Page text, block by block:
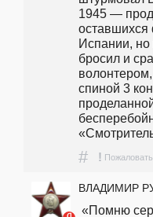
1945 —
Испании, но
бросил и
спиной 3
# !
ВЛАДИМИР